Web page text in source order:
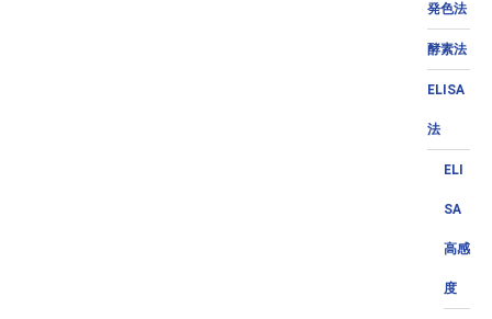
発色法
酵素法
ELISA
法
ELI
SA
高感
度